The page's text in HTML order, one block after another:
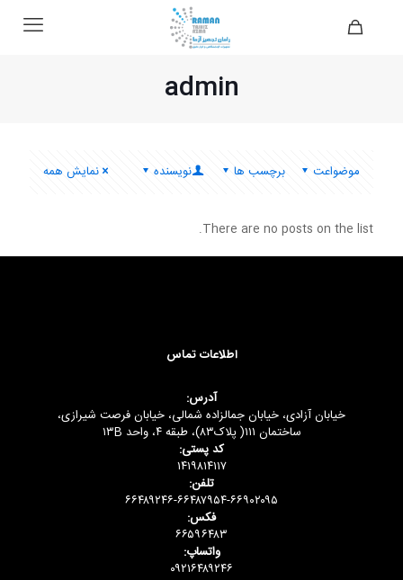
admin
موضواعت برچسب ها نویسنده نمایش همه
There are no posts on the list.
اطلاعات تماس
آدرس:
خیابان آزادی، خیابان جمالزاده شمالی، خیابان فرصت شیرازی،
ساختمان ۱۱۱( پلاک۸۳)، طبقه ۴، واحد ۱۳B
کد پستی:
۱۴۱۹۸۱۴۱۱۷
تلفن:
۶۶۴۸۹۲۴۶-۶۶۴۸۷۹۵۴-۶۶۹۰۲۰۹۵
فکس:
۶۶۵۹۶۴۸۳
واتساپ:
۰۹۲۱۶۴۸۹۲۴۶